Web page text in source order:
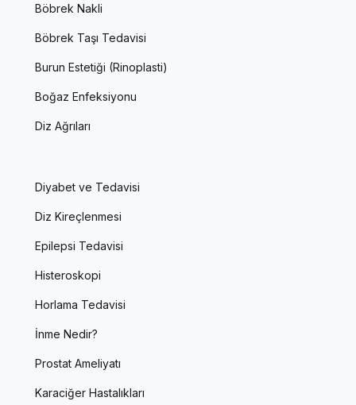
Böbrek Nakli
Böbrek Taşı Tedavisi
Burun Estetiği (Rinoplasti)
Boğaz Enfeksiyonu
Diz Ağrıları
Diyabet ve Tedavisi
Diz Kireçlenmesi
Epilepsi Tedavisi
Histeroskopi
Horlama Tedavisi
İnme Nedir?
Prostat Ameliyatı
Karaciğer Hastalıkları